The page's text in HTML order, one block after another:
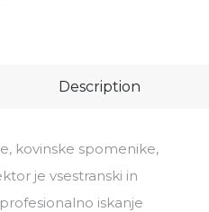
Description
kovinske spomenike,
je vsestranski in
iskanje